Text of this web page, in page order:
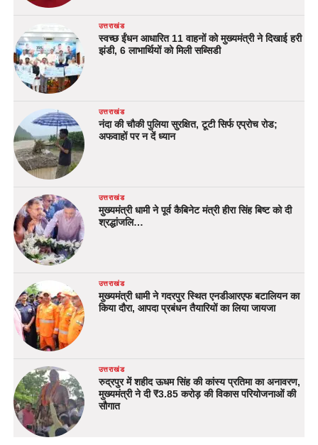
उत्तराखंड
स्वच्छ ईंधन आधारित 11 वाहनों को मुख्यमंत्री ने दिखाई हरी
झंडी, 6 लाभार्थियों को मिली सब्सिडी
उत्तराखंड
नंदा की चौकी पुलिया सुरक्षित, टूटी सिर्फ एप्रोच रोड;
अफवाहों पर न दें ध्यान
उत्तराखंड
मुख्यमंत्री धामी ने पूर्व कैबिनेट मंत्री हीरा सिंह बिष्ट को दी
श्रद्धांजलि…
उत्तराखंड
मुख्यमंत्री धामी ने गदरपुर स्थित एनडीआरएफ बटालियन का
किया दौरा, आपदा प्रबंधन तैयारियों का लिया जायजा
उत्तराखंड
रुद्रपुर में शहीद ऊधम सिंह की कांस्य प्रतिमा का अनावरण,
मुख्यमंत्री ने दी ₹3.85 करोड़ की विकास परियोजनाओं की
सौगात